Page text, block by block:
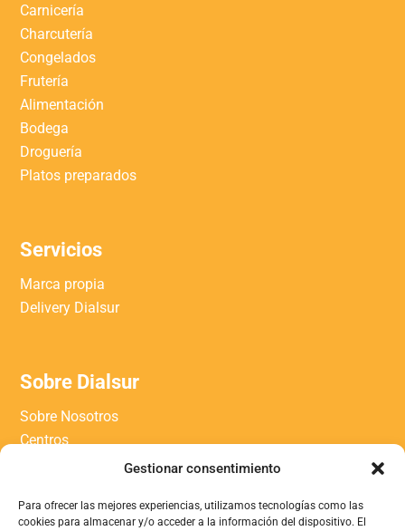
Gestionar consentimiento
Para ofrecer las mejores experiencias, utilizamos tecnologías como las
cookies para almacenar y/o acceder a la información del dispositivo. El
Carnicería
Charcutería
Congelados
Frutería
Alimentación
Bodega
Droguería
Platos preparados
Servicios
Marca propia
Delivery Dialsur
Sobre Dialsur
Sobre Nosotros
Centros
Trabaja con nosotros
Blog